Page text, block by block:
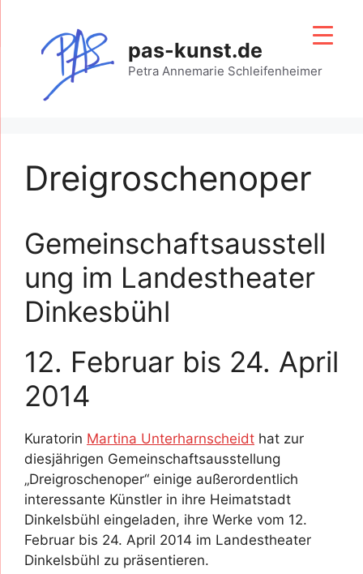
springen
pas-kunst.de
Petra Annemarie Schleifenheimer
Dreigroschenoper
Gemeinschaftsausstell
ung im Landestheater
Dinkesbühl
12. Februar bis 24. April
2014
Kuratorin Martina Unterharnscheidt hat zur
diesjährigen Gemeinschaftsausstellung
„Dreigroschenoper“ einige außerordentlich
interessante Künstler in ihre Heimatstadt
Dinkelsbühl eingeladen, ihre Werke vom 12.
Februar bis 24. April 2014 im Landestheater
Dinkelsbühl zu präsentieren.